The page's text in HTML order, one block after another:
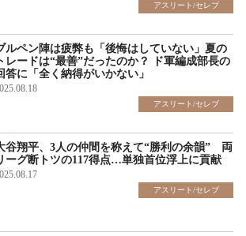
アスリート/セレブ
ルペン陣は疲弊も「後悔はしていない」夏の
トレードは“最善”だったのか？ ド軍編成部長の
答に「全く納得がいかない」
アスリート/セレブ
谷翔平、3人の仲間を称えて“勝利の余韻” 両
ーグ断トツの117得点…単独首位浮上に貢献
アスリート/セレブ